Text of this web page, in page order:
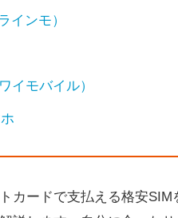
インモ）
イモバイル）
カードで支払える格安